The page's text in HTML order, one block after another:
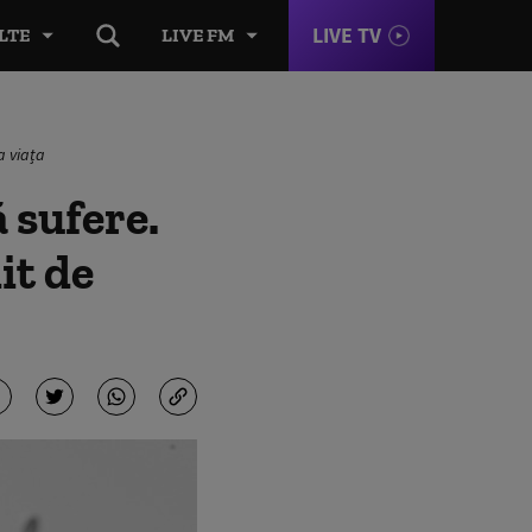
LIVE FM LIVE TV
viața
sufere.
de